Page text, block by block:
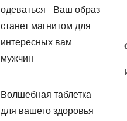
одеваться - Ваш образ
станет магнитом для
интересных вам
мужчин
Волшебная таблетка
для вашего здоровья